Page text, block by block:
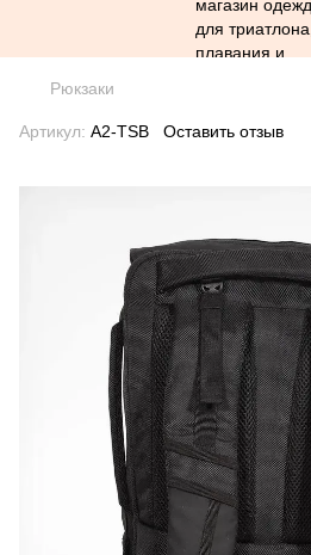
Рюкзаки
Артикул: A2-TSB Оставить отзыв